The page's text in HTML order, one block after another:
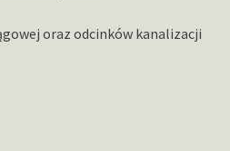
oraz odcinków kanalizacji